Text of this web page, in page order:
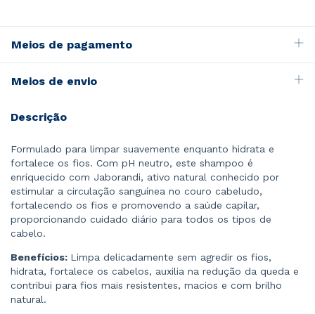
Meios de pagamento
Meios de envio
Descrição
Formulado para limpar suavemente enquanto hidrata e
fortalece os fios. Com pH neutro, este shampoo é
enriquecido com Jaborandi, ativo natural conhecido por
estimular a circulação sanguínea no couro cabeludo,
fortalecendo os fios e promovendo a saúde capilar,
proporcionando cuidado diário para todos os tipos de
cabelo.
Benefícios: Limpa delicadamente sem agredir os fios,
hidrata, fortalece os cabelos, auxilia na redução da queda e
contribui para fios mais resistentes, macios e com brilho
natural.